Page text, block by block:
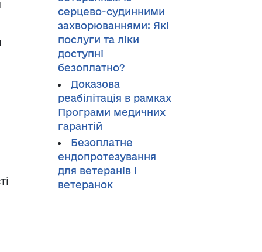
серцево-судинними
захворюваннями: Які
послуги та ліки
доступні
безоплатно?
Доказова
реабілітація в рамках
Програми медичних
гарантій
Безоплатне
ендопротезування
для ветеранів і
ветеранок